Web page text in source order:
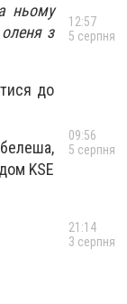
ньому
з
до
KSE
12:57
5 серпня
09:56
5 серпня
21:14
3 серпня